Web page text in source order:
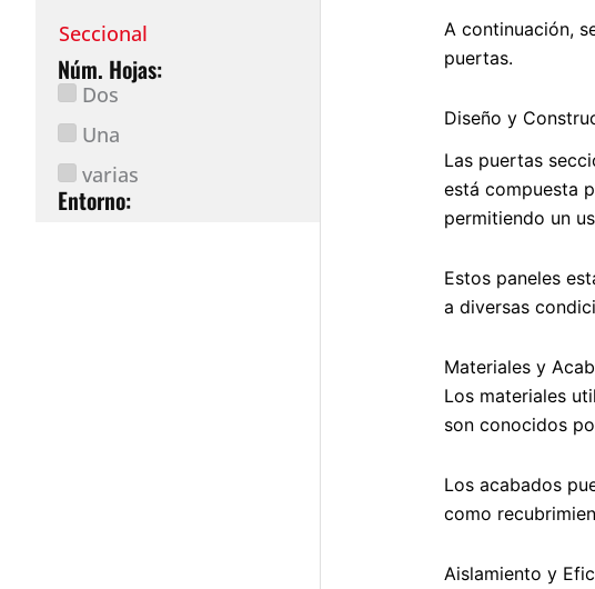
Seccional
Núm. Hojas:
Dos
Una
varias
Entorno:
A continuación,
puertas.
Diseño y
Las puertas
está compuesta
permitiendo un
Estos paneles
a diversas
Materiales y
Los materiales
son conocidos
Los acabados
como
Aislamiento y